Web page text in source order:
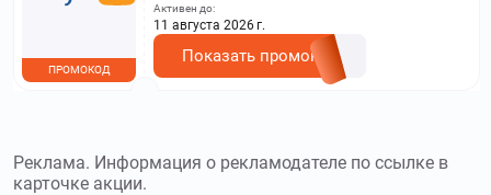
ПРОМОКОД
Активен до:
11 августа 2026 г.
Показать промокод
Реклама. Информация о рекламодателе по ссылке в
карточке акции.